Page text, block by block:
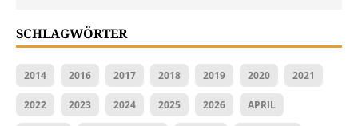
SCHLAGWÖRTER
2014 2016 2017 2018 2019 2020 2021
2022 2023 2024 2025 2026 APRIL